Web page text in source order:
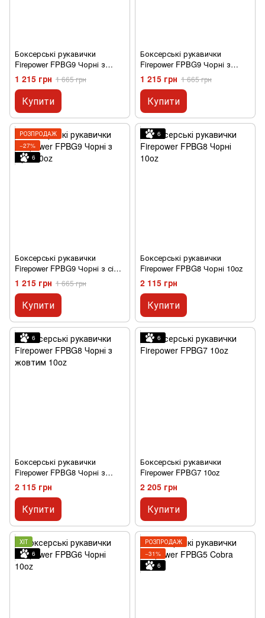
Боксерські рукавички
Firepower FPBG9 Чорні з
синім 10oz
1 215 грн 1 665 грн
Купити
Боксерські рукавички
Firepower FPBG9 Чорні з
червоним 10oz
1 215 грн 1 665 грн
Купити
РОЗПРОДАЖ
−27%
6
Боксерські рукавички
Firepower FPBG9 Чорні з сірм
10oz
1 215 грн 1 665 грн
Купити
6
Боксерські рукавички
Firepower FPBG8 Чорні 10oz
2 115 грн
Купити
6
Боксерські рукавички
Firepower FPBG8 Чорні з
жовтим 10oz
2 115 грн
Купити
6
Боксерські рукавички
Firepower FPBG7 10oz
2 205 грн
Купити
ХІТ
6
РОЗПРОДАЖ
−31%
6